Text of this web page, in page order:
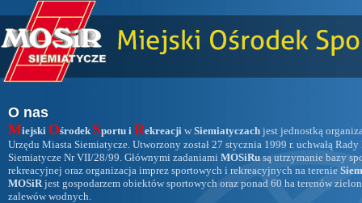
O nas
Miejski Ośrodek Sportu i Rekreacji w Siemiatyczach jest jednostką
Urzędu Miasta Siemiatycze. Utworzony został 27 stycznia 1999 r. uchwałą
Siemiatycze Nr VII/28/99. Głównymi zadaniami MOSiRu są utrzymanie bazy
rekreacyjnej oraz organizacja imprez sportowych i rekreacyjnych na terenie
MOSiRjest gospodarzem obiektów sportowych oraz ponad 60 ha terenów
zalewów wodnych.